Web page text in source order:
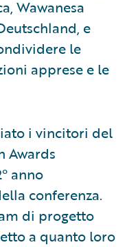
Wawanesa
e
le
apprese e le
i vincitori del
Awards
anno
conferenza.
di progetto
a quanto loro